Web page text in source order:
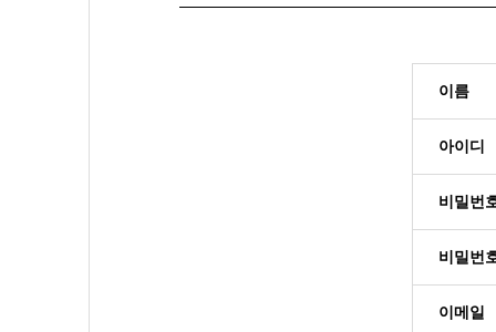
이름
아이디
비밀번
비밀번
이메일